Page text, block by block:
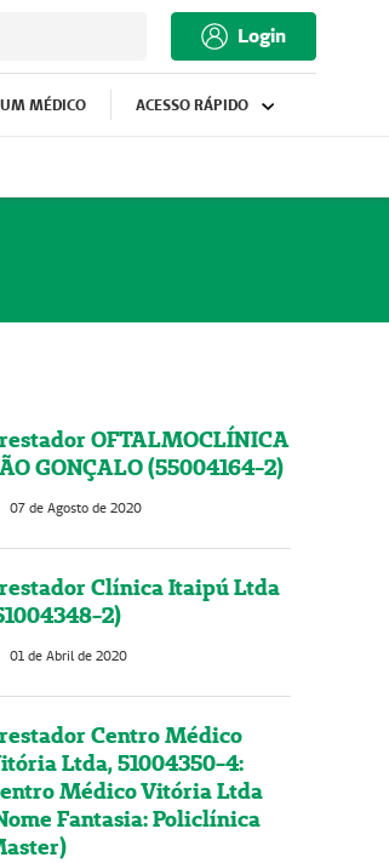
Login
MÉDICO ACESSO RÁPIDO
OFTALMOCLÍNICA
GONÇALO (55004164-2)
07 de Agosto de 2020
Clínica Itaipú Ltda
2)
01 de Abril de 2020
Centro Médico
Ltda, 51004350-4:
Médico Vitória Ltda
Fantasia: Policlínica